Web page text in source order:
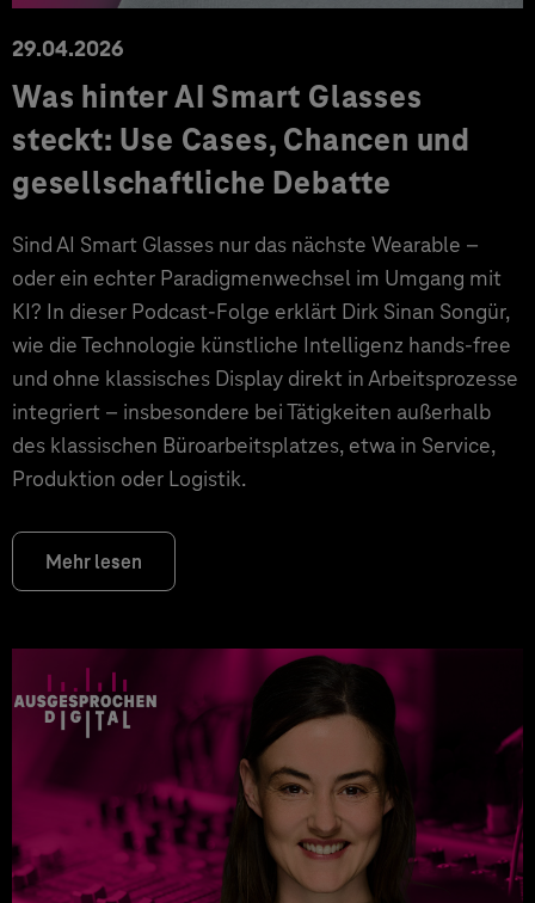
29.04.2026
Was hinter AI Smart Glasses
steckt: Use Cases, Chancen und
gesellschaftliche Debatte
Sind AI Smart Glasses nur das nächste Wearable –
oder ein echter Paradigmenwechsel im Umgang mit
KI? In dieser Podcast-Folge erklärt Dirk Sinan Songür,
wie die Technologie künstliche Intelligenz hands-free
und ohne klassisches Display direkt in Arbeitsprozesse
integriert – insbesondere bei Tätigkeiten außerhalb
des klassischen Büroarbeitsplatzes, etwa in Service,
Produktion oder Logistik.
Mehr lesen